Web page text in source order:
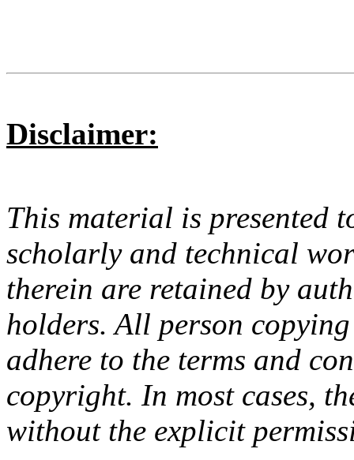
Disclaimer:
This material is presented
scholarly and technical
therein are retained by
holders. All person
adhere to the terms and
copyright. In most cases,
without the explicit